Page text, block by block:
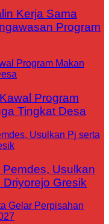
Kerja Sama
Program
Program
Tingkat Desa
Usulkan
Gresik